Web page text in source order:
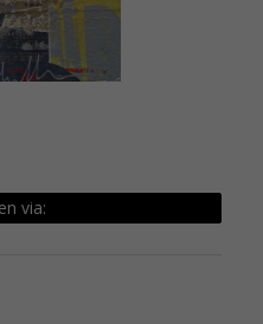
via: